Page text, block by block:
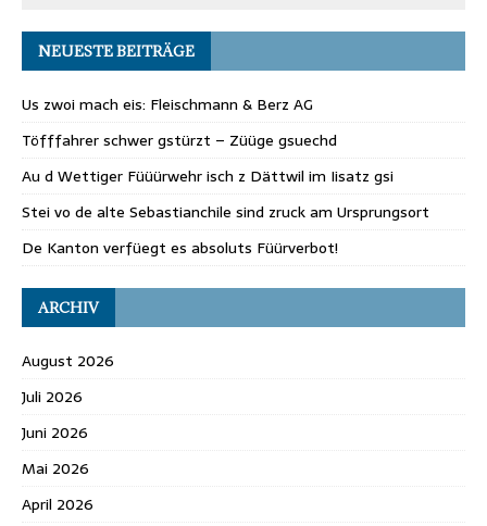
NEUESTE BEITRÄGE
Us zwoi mach eis: Fleischmann & Berz AG
Töfffahrer schwer gstürzt – Züüge gsuechd
Au d Wettiger Füüürwehr isch z Dättwil im Iisatz gsi
Stei vo de alte Sebastianchile sind zruck am Ursprungsort
De Kanton verfüegt es absoluts Füürverbot!
ARCHIV
August 2026
Juli 2026
Juni 2026
Mai 2026
April 2026